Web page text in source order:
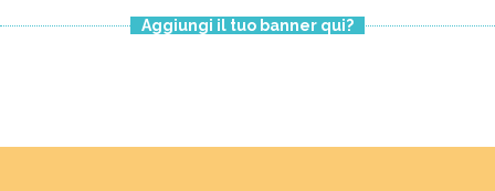
Aggiungi il tuo banner qui?